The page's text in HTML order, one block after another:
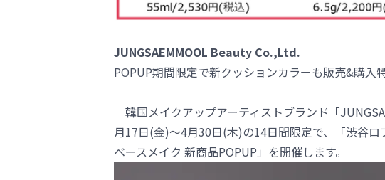
JUNGSAEMMOOL Beauty Co.,Ltd.
POPUP期間限定で新クッションカラーも販売&購入
韓国メイクアップアーティストブランド「
月17日(金)～4月30日(木)の14日間限定で、「渋谷
ベースメイク 新商品POPUP」を開催します。